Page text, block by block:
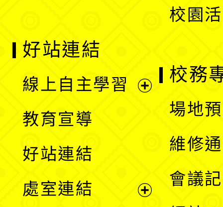
校園
好站連結
線上自主學習
單
教育宣導
好站連結
處室連結
校務
場地
維修
會議